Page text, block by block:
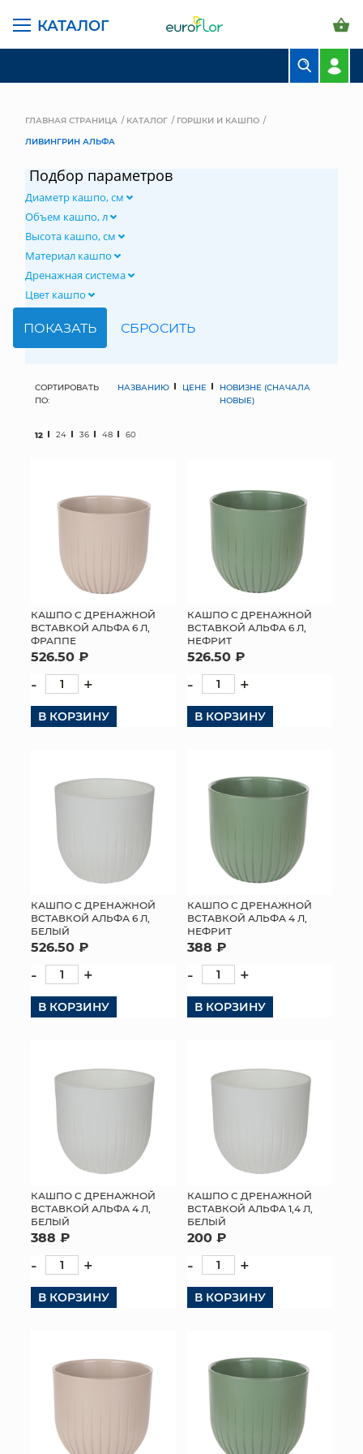
КАТАЛОГ
СВАДЕБНАЯ ФЛОРИСТИКА
МЯГКИЕ ИГРУШКИ
ИСКУССТВЕННЫЕ ЦВЕТЫ
ПАКЕТЫ И СУМКИ
ПОДАРОЧНЫЕ КАРТЫ
ТОРГОВЫЙ ЦЕНТР
ОПТОВЫМ КЛИЕНТАМ
ДОСТАВКА И ОПЛАТА
ГЛАВНАЯ СТРАНИЦА КАТАЛОГ
ГОРШКИ И КАШПО
ЛИВИНГРИН АЛЬФА
Подбор параметров
Диаметр кашпо, см
Объем кашпо, л
Высота кашпо, см
Материал кашпо
Дренажная система
Цвет кашпо
СОРТИРОВАТЬ
ПО:
НАЗВАНИЮ ЦЕНЕ
НОВИЗНЕ (СНАЧАЛА
НОВЫЕ)
12 24 36 48 60
КАШПО С ДРЕНАЖНОЙ
ВСТАВКОЙ АЛЬФА 6 Л,
ФРАППЕ
526.50 ₽
- +
В КОРЗИНУ
КАШПО С ДРЕНАЖНОЙ
ВСТАВКОЙ АЛЬФА 6 Л,
НЕФРИТ
526.50 ₽
- +
В КОРЗИНУ
КАШПО С ДРЕНАЖНОЙ
ВСТАВКОЙ АЛЬФА 6 Л,
БЕЛЫЙ
526.50 ₽
- +
В КОРЗИНУ
КАШПО С ДРЕНАЖНОЙ
ВСТАВКОЙ АЛЬФА 4 Л,
НЕФРИТ
388 ₽
- +
В КОРЗИНУ
КАШПО С ДРЕНАЖНОЙ
ВСТАВКОЙ АЛЬФА 4 Л,
БЕЛЫЙ
388 ₽
- +
В КОРЗИНУ
КАШПО С ДРЕНАЖНОЙ
ВСТАВКОЙ АЛЬФА 1,4 Л,
БЕЛЫЙ
200 ₽
- +
В КОРЗИНУ